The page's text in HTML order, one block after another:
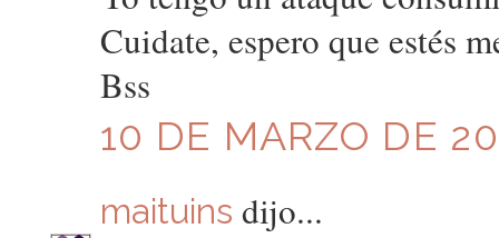
Cuidate, espero que estés
Bss
10 DE MARZO DE
maituins dijo...